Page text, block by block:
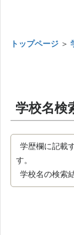
トップページ ＞
学校名検
学歴欄に記載
す。
学校名の検索